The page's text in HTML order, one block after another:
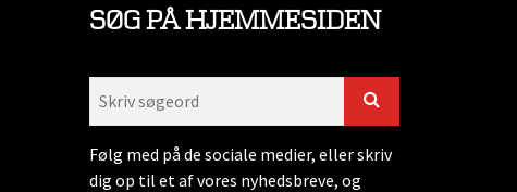
SØG PÅ HJEMMESIDEN
Følg med på de sociale medier, eller skriv
dig op til et af vores nyhedsbreve, og